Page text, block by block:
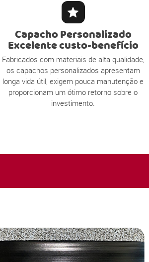
Capacho Personalizado
Excelente custo-benefício
Fabricados com materiais de alta qualidade,
os capachos personalizados apresentam
longa vida útil, exigem pouca manutenção e
proporcionam um ótimo retorno sobre o
investimento.